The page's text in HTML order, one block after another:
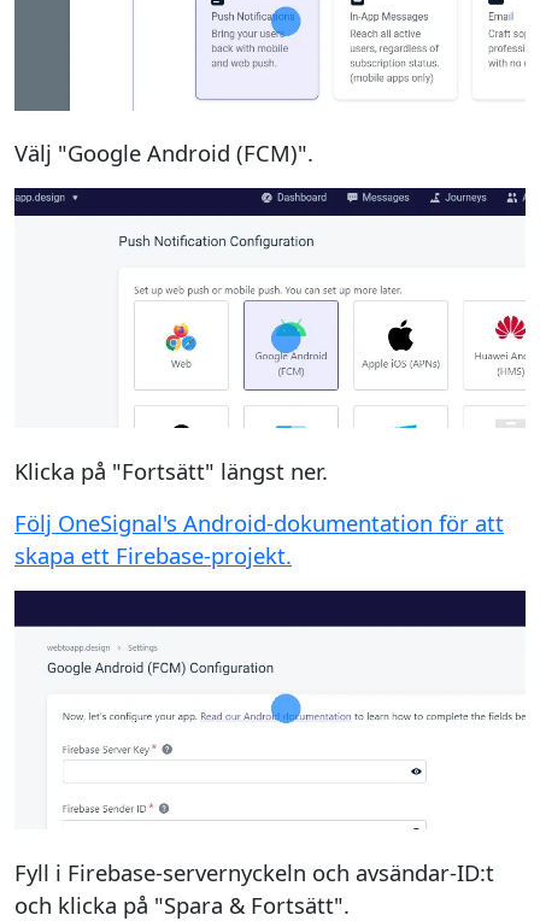
Välj "Google Android (FCM)".
Klicka på "Fortsätt" längst ner.
Följ OneSignal's Android-dokumentation för att
skapa ett Firebase-projekt.
Fyll i Firebase-servernyckeln och avsändar-ID:t
och klicka på "Spara & Fortsätt".